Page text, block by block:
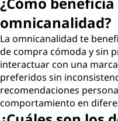
omnicanalidad?
La omnicanalidad te
de compra cómoda y sin
interactuar con una
preferidos sin
recomendaciones
comportamiento en